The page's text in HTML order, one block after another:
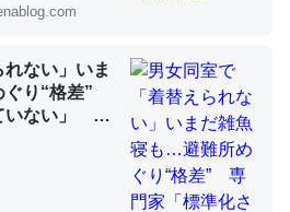
ての考察（１） - conceptualization
いのか。知らんかった。調べたら
はエビの600分の1程度。
虫学の大問題＝「昆虫はなぜ海にいな
ない」いま
ぐり“格差”
いない」 令
ライムオン